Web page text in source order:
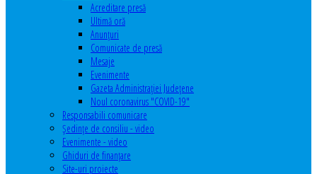
Acreditare presă
Ultimă oră
Anunţuri
Comunicate de presă
Mesaje
Evenimente
Gazeta Administraţiei Judeţene
Noul coronavirus "COVID-19"
Responsabili comunicare
Şedinţe de consiliu - video
Evenimente - video
Ghiduri de finanţare
Site-uri proiecte